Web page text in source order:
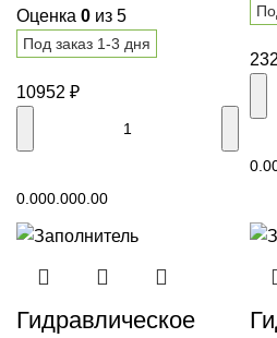
Оценка 0 из 5
Под заказ 1-3 дня
10952 ₽
0.000.000.00
Гидравлическое